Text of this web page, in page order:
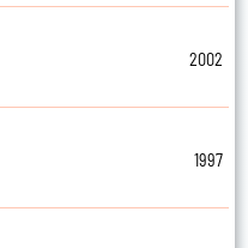
2002
1997